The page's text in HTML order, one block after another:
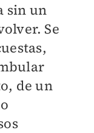
sin un
Se
de un